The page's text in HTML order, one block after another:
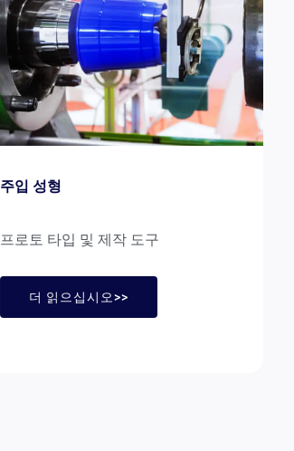
주입 성형
프로토 타입 및 제작 도구
더 읽으십시오>>